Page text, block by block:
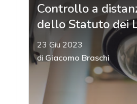
Controllo a
dello Statuto dei
23 Giu 2023
di Giacomo Braschi